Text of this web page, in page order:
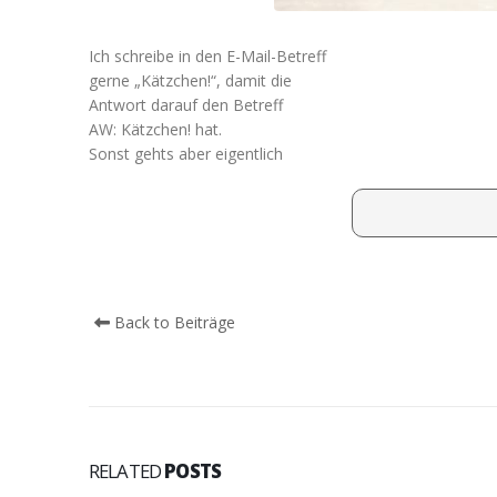
Ich schreibe in den E-Mail-Betreff
gerne „Kätzchen!“, damit die
Antwort darauf den Betreff
AW: Kätzchen! hat.
Sonst gehts aber eigentlich
Back to Beiträge
RELATEDPOSTS